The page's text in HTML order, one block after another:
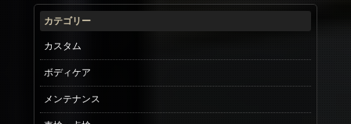
カテゴリー
カスタム
ボディケア
メンテナンス